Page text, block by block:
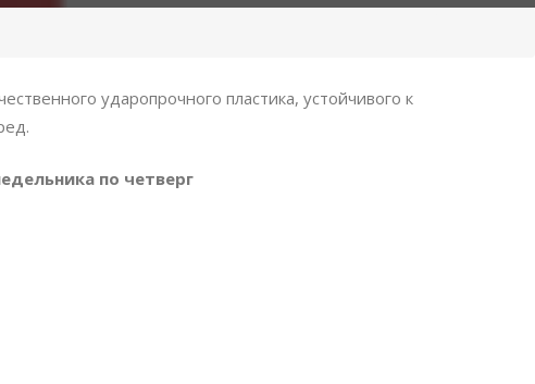
ударопрочного пластика, устойчивого к
по четверг